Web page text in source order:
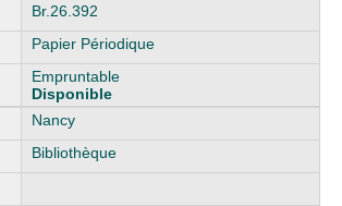
Br.26.392
Papier Périodique
Empruntable
Disponible
Nancy
Bibliothèque